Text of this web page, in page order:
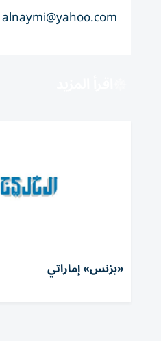
alnaymi@yahoo.com
«بزنس» إماراتي